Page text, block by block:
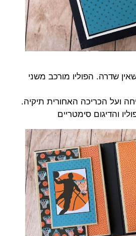
שדרה. הפוליו מורכב משני
ועל הכריכה האחורית תיקיה.
והדיגום סימטריים